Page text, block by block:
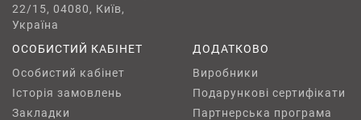
22/15, 04080, Київ,
Україна
ОСОБИСТИЙ КАБІНЕТ
Особистий кабінет
Історія замовлень
Закладки
ДОДАТКОВО
Виробники
Подарункові сертифікати
Партнерська програма